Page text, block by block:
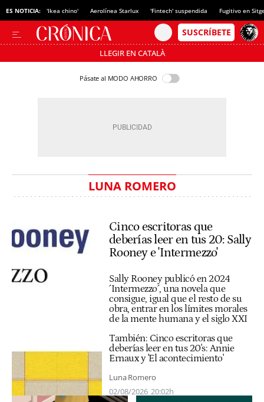
ES NOTICIA: 'Ikea chino' Aerolínea Starlux 'Fintech' suspendida Fugitivo en
LLEGIR EN CATALÀ
Pásate al MODO AHORRO
LUNA ROMERO
Cinco escritoras que
deberías leer en tus 20: Sally
Rooney e 'Intermezzo'
Sally Rooney publicó en 2024
´Intermezzo´, una novela que
consigue, igual que el resto de su
obra, entrar en los límites morales
de la mente humana y el siglo XXI
También: Cinco escritoras que
deberías leer en tus 20's: Annie
Ernaux y 'El acontecimiento'
Luna Romero
02/08/2026 20:02h